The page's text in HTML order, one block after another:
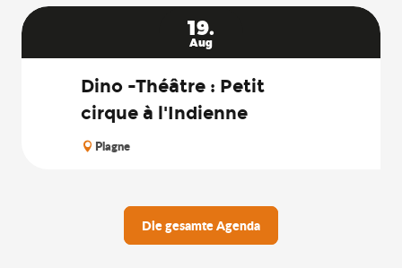
19.
Aug
Dino -Théâtre : Petit
cirque à l'Indienne
Plagne
Die gesamte Agenda